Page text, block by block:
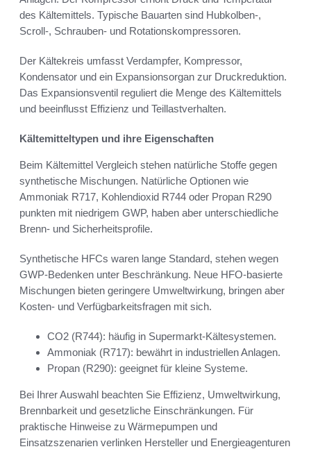
des Kältemittels. Typische Bauarten sind Hubkolben-,
Scroll-, Schrauben- und Rotationskompressoren.
Der Kältekreis umfasst Verdampfer, Kompressor,
Kondensator und ein Expansionsorgan zur Druckreduktion.
Das Expansionsventil reguliert die Menge des Kältemittels
und beeinflusst Effizienz und Teillastverhalten.
Kältemitteltypen und ihre Eigenschaften
Beim Kältemittel Vergleich stehen natürliche Stoffe gegen
synthetische Mischungen. Natürliche Optionen wie
Ammoniak R717, Kohlendioxid R744 oder Propan R290
punkten mit niedrigem GWP, haben aber unterschiedliche
Brenn- und Sicherheitsprofile.
Synthetische HFCs waren lange Standard, stehen wegen
GWP-Bedenken unter Beschränkung. Neue HFO-basierte
Mischungen bieten geringere Umweltwirkung, bringen aber
Kosten- und Verfügbarkeitsfragen mit sich.
CO2 (R744): häufig in Supermarkt-Kältesystemen.
Ammoniak (R717): bewährt in industriellen Anlagen.
Propan (R290): geeignet für kleine Systeme.
Bei Ihrer Auswahl beachten Sie Effizienz, Umweltwirkung,
Brennbarkeit und gesetzliche Einschränkungen. Für
praktische Hinweise zu Wärmepumpen und
Einsatzszenarien verlinken Hersteller und Energieagenturen